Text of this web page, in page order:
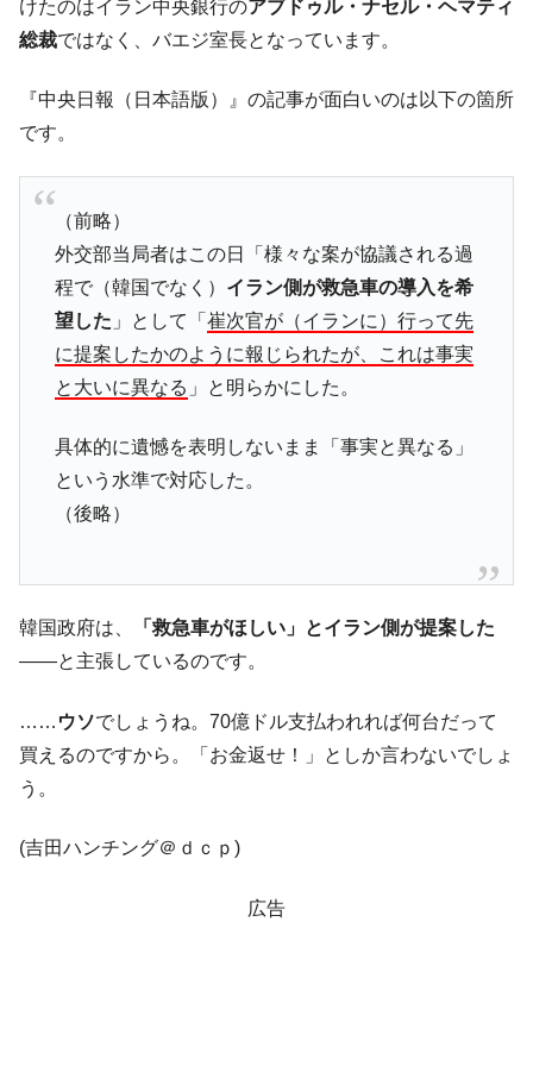
営業利益80.2％も減少
する差別。許してはおかぬ
他人事のような発言。
『Money1』
業績「史上最高益」当期純利益は前年同期比13.4倍に。
『Money1』
韓国･加徳島新国際空港「またも暗礁」の危
機 ⇒ 10.7兆では損が出るからできない。
『Money1』
【速報】韓国株式市場の暴落・本日07月29
日(水)もサイドカー・サーキットブレイカーの二段コンボ
発動！
『Money1』
IT産業は人を雇用する効果は低い。全産業の
『Money1』
のは政界の責任だ」
韓国「2026年1Q 資金循環統計」面白い結果
『Money1』
韓国化学企業最大手『ロッテケミカル』純
借入金が約8兆。信用格付け「ネガティブ」にダウン
レイカーも発動！ 半導体2銘柄の暴落
『Money1』 韓国･カードローン金利「15％」突破！
けたのはイラン中央銀行のアブドゥル・ナセル・ヘマティ
総裁ではなく、バエジ室長となっています。
『中央日報（日本語版）』の記事が面白いのは以下の箇所
です。
（前略）
外交部当局者はこの日「様々な案が協議される過
程で（韓国でなく） イラン側が救急車の導入を希
望した 」として「 崔次官が（イランに）行って先
に提案したかのように報じられたが、これは事実
と大いに異なる 」と明らかにした。
具体的に遺憾を表明しないまま「事実と異なる」
という水準で対応した。
（後略）
韓国政府は、
「救急車がほしい」とイラン側が提案した
――と主張しているのです。
…… ウソでしょうね。70億ドル支払われれば何台だって
買えるのですから。「お金返せ！」としか言わないでしょ
う。
(吉田ハンチング＠ｄｃｐ)
広告